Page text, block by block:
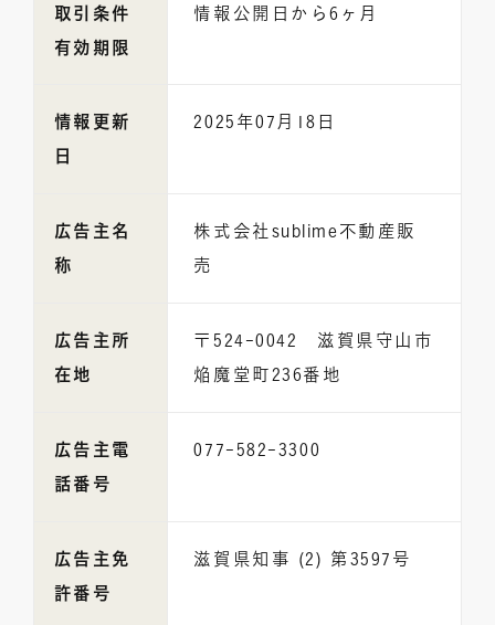
取引条件
有効期限
情報公開日から6ヶ月
情報更新
日
2025年07月18日
広告主名
称
株式会社sublime不動産販
売
広告主所
在地
〒524-0042 滋賀県守山市
焔魔堂町236番地
広告主電
話番号
077-582-3300
広告主免
許番号
滋賀県知事 (2) 第3597号